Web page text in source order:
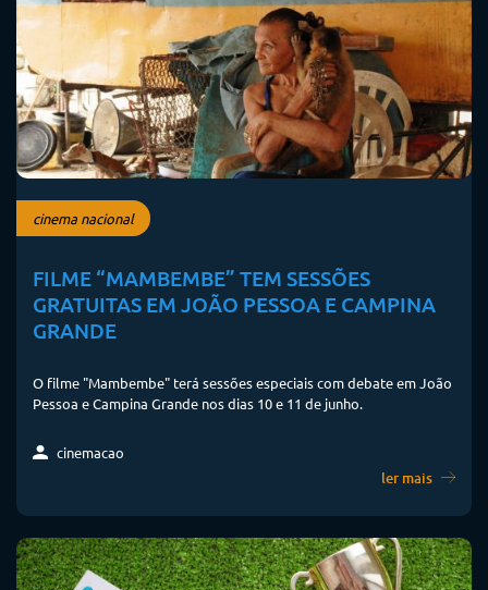
cinema nacional
FILME “MAMBEMBE” TEM SESSÕES
GRATUITAS EM JOÃO PESSOA E CAMPINA
GRANDE
O filme "Mambembe" terá sessões especiais com debate em João
Pessoa e Campina Grande nos dias 10 e 11 de junho.
cinemacao
ler mais